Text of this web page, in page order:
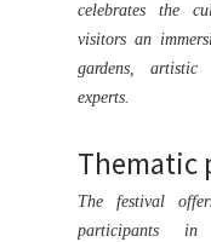
celebrates the
visitors an
gardens,
experts.
Thematic
The festival
participants in